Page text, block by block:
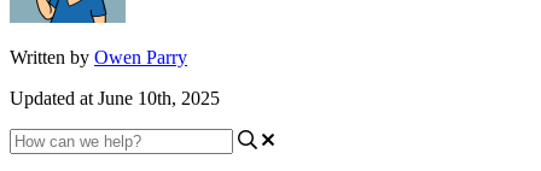
Written by Owen Parry
Updated at June 10th, 2025